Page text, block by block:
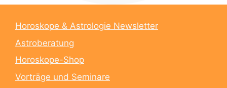
Horoskope & Astrologie Newsletter
Astroberatung
Horoskope-Shop
Vorträge und Seminare